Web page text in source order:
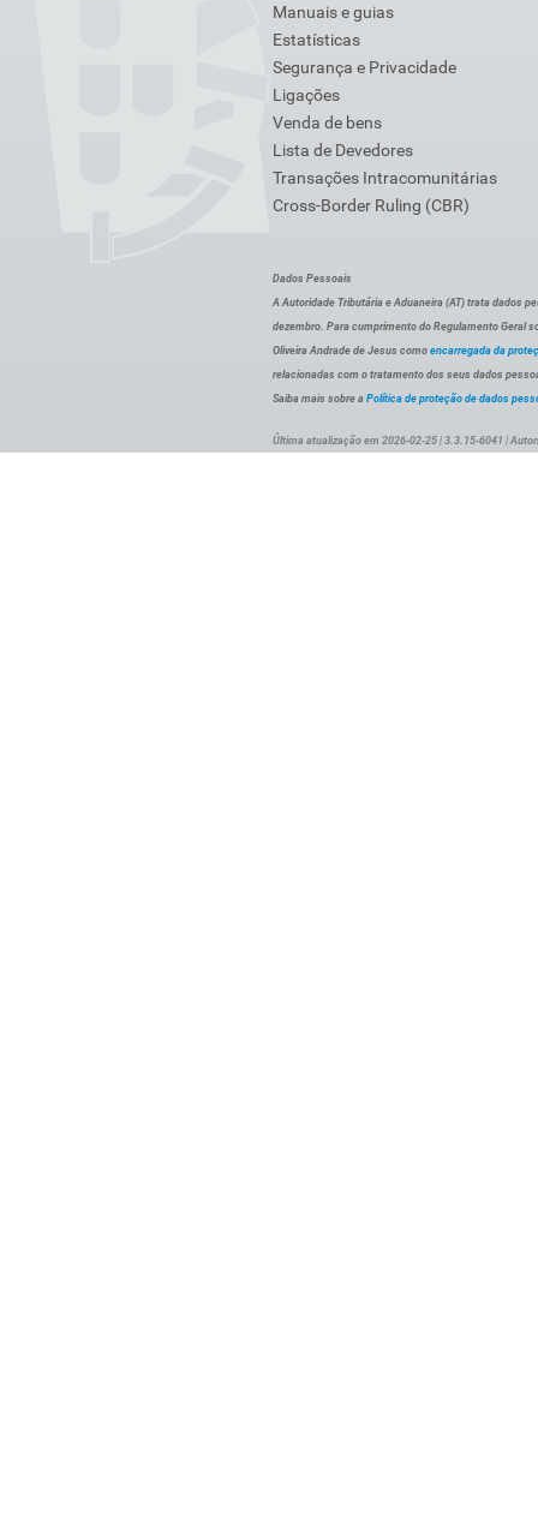
Manuais e guias
Estatísticas
Segurança e Privacidade
Ligações
Venda de bens
Lista de Devedores
Transações Intracomunitárias
Cross-Border Ruling (CBR)
Dados Pessoais
A Autoridade Tributária e Aduaneira (AT) trata dados
dezembro. Para cumprimento do Regulamento Geral
Oliveira Andrade de Jesus como encarregada da
relacionadas com o tratamento dos seus dados
Saiba mais sobre a Política de proteção de dados
Última atualização em 2026-02-25 | 3.3.15-6041 |